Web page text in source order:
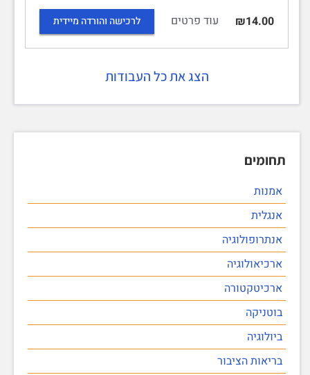
תחומים
אמנות
אנגלית
אנתרופולוגיה
ארכיאולוגיה
ארכיטקטורה
בוטניקה
ביולוגיה
בריאות הציבור
₪14.00
עוד פרטים לרכישה והורדה מיידית
הצג את כל העבודות